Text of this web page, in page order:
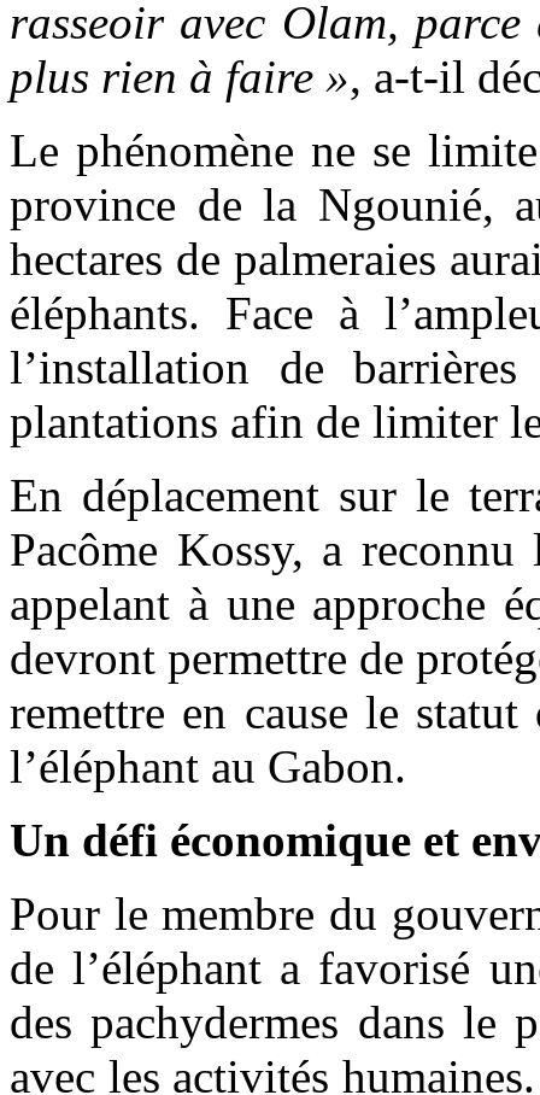
rasseoir avec Olam,
plus rien à faire », a-t-il
Le phénomène ne se
province de la Ngounié,
hectares de palmeraies
éléphants. Face à
l’installation de
plantations afin de limiter
En déplacement sur le
Pacôme Kossy, a
appelant à une approche
devront permettre de
remettre en cause le statut
l’éléphant au Gabon.
Un défi économique et
Pour le membre du
de l’éléphant a favorisé
des pachydermes dans le
avec les activités